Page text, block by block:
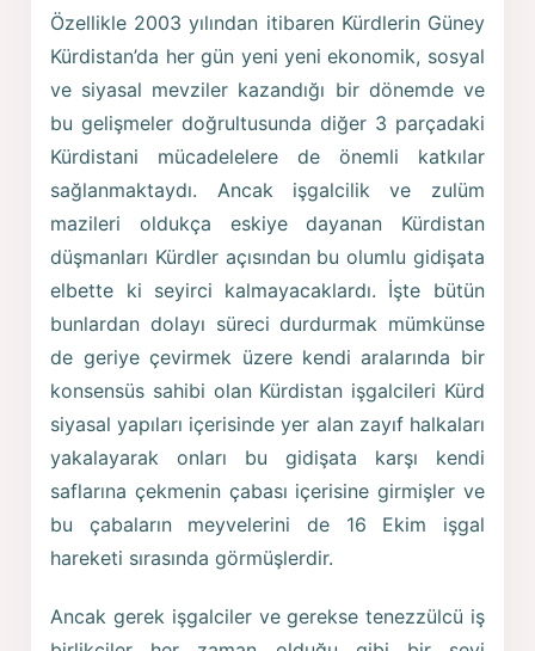
Özellikle 2003 yılından itibaren Kürdlerin Güney
Kürdistan’da her gün yeni yeni ekonomik, sosyal
ve siyasal mevziler kazandığı bir dönemde ve
bu gelişmeler doğrultusunda diğer 3 parçadaki
Kürdistani mücadelelere de önemli katkılar
sağlanmaktaydı. Ancak işgalcilik ve zulüm
mazileri oldukça eskiye dayanan Kürdistan
düşmanları Kürdler açısından bu olumlu gidişata
elbette ki seyirci kalmayacaklardı. İşte bütün
bunlardan dolayı süreci durdurmak mümkünse
de geriye çevirmek üzere kendi aralarında bir
konsensüs sahibi olan Kürdistan işgalcileri Kürd
siyasal yapıları içerisinde yer alan zayıf halkaları
yakalayarak onları bu gidişata karşı kendi
saflarına çekmenin çabası içerisine girmişler ve
bu çabaların meyvelerini de 16 Ekim işgal
hareketi sırasında görmüşlerdir.
Ancak gerek işgalciler ve gerekse tenezzülcü iş